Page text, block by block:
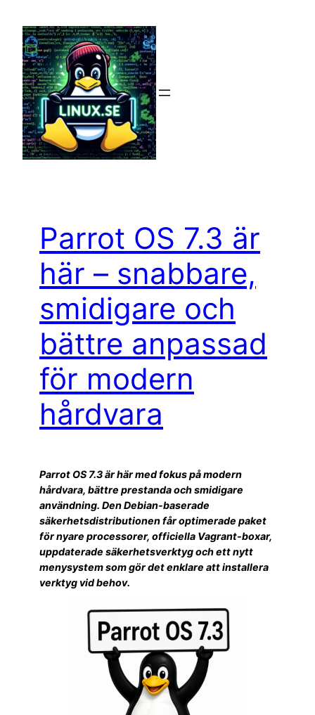
innehåll
Parrot OS 7.3 är
här – snabbare,
smidigare och
bättre anpassad
för modern
hårdvara
Parrot OS 7.3 är här med fokus på modern
hårdvara, bättre prestanda och smidigare
användning. Den Debian-baserade
säkerhetsdistributionen får optimerade paket
för nyare processorer, officiella Vagrant-boxar,
uppdaterade säkerhetsverktyg och ett nytt
menysystem som gör det enklare att installera
verktyg vid behov.